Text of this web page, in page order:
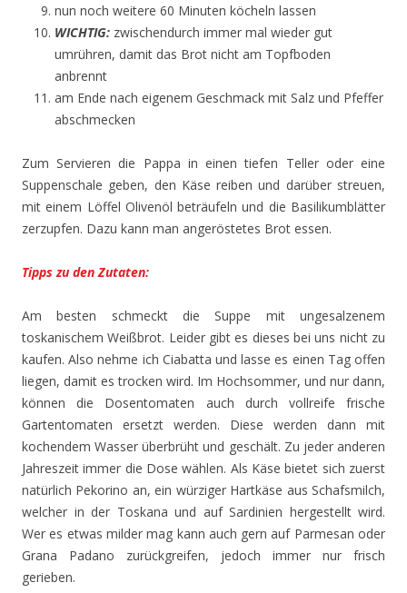
nun noch weitere 60 Minuten köcheln lassen
WICHTIG: zwischendurch immer mal wieder gut
umrühren, damit das Brot nicht am Topfboden
anbrennt
am Ende nach eigenem Geschmack mit Salz und Pfeffer
abschmecken
Zum Servieren die Pappa in einen tiefen Teller oder eine
Suppenschale geben, den Käse reiben und darüber streuen,
mit einem Löffel Olivenöl beträufeln und die Basilikumblätter
zerzupfen. Dazu kann man angeröstetes Brot essen.
Tipps zu den Zutaten:
Am besten schmeckt die Suppe mit ungesalzenem
toskanischem Weißbrot. Leider gibt es dieses bei uns nicht zu
kaufen. Also nehme ich Ciabatta und lasse es einen Tag offen
liegen, damit es trocken wird. Im Hochsommer, und nur dann,
können die Dosentomaten auch durch vollreife frische
Gartentomaten ersetzt werden. Diese werden dann mit
kochendem Wasser überbrüht und geschält. Zu jeder anderen
Jahreszeit immer die Dose wählen. Als Käse bietet sich zuerst
natürlich Pekorino an, ein würziger Hartkäse aus Schafsmilch,
welcher in der Toskana und auf Sardinien hergestellt wird.
Wer es etwas milder mag kann auch gern auf Parmesan oder
Grana Padano zurückgreifen, jedoch immer nur frisch
gerieben.